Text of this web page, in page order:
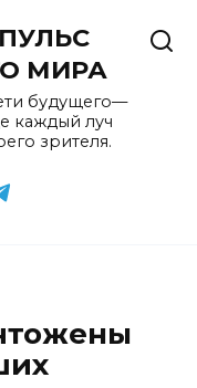
ПУЛЬС
МИРА
будущего—
каждый луч
зрителя.